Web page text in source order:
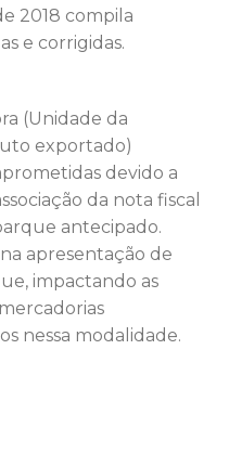
2018 compila
e corrigidas.
(Unidade da
exportado)
devido a
da nota fiscal
antecipado.
apresentação de
impactando as
nessa modalidade.